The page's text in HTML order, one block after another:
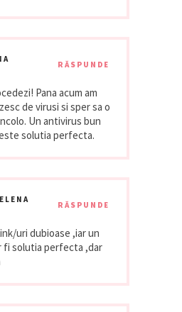
RĂSPUNDE
Pana acum am
de virusi si sper sa o
Un antivirus bun
solutia perfecta.
RĂSPUNDE
uri dubioase ,iar un
fi solutia perfecta ,dar